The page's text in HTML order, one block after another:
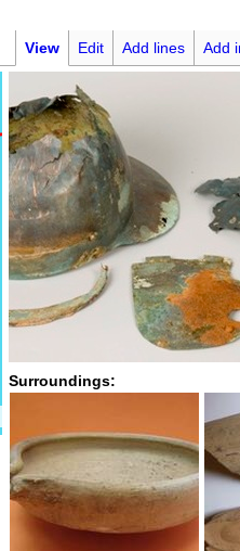
View Edit Add lines Add
Surroundings: